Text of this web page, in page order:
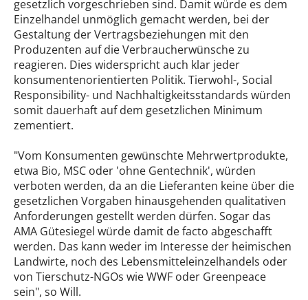
gesetzlich vorgeschrieben sind. Damit würde es dem
Einzelhandel unmöglich gemacht werden, bei der
Gestaltung der Vertragsbeziehungen mit den
Produzenten auf die Verbraucherwünsche zu
reagieren. Dies widerspricht auch klar jeder
konsumentenorientierten Politik. Tierwohl-, Social
Responsibility- und Nachhaltigkeitsstandards würden
somit dauerhaft auf dem gesetzlichen Minimum
zementiert.
"Vom Konsumenten gewünschte Mehrwertprodukte,
etwa Bio, MSC oder 'ohne Gentechnik', würden
verboten werden, da an die Lieferanten keine über die
gesetzlichen Vorgaben hinausgehenden qualitativen
Anforderungen gestellt werden dürfen. Sogar das
AMA Gütesiegel würde damit de facto abgeschafft
werden. Das kann weder im Interesse der heimischen
Landwirte, noch des Lebensmitteleinzelhandels oder
von Tierschutz-NGOs wie WWF oder Greenpeace
sein", so Will.